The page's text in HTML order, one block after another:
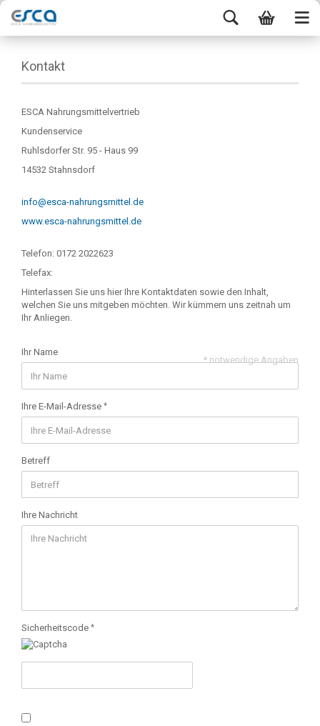
Kontakt
ESCA Nahrungsmittelvertrieb
Kundenservice
Ruhlsdorfer Str. 95 - Haus 99
14532 Stahnsdorf
info@esca-nahrungsmittel.de
www.esca-nahrungsmittel.de
Telefon: 0172 2022623
Telefax:
Hinterlassen Sie uns hier Ihre Kontaktdaten sowie den Inhalt,
welchen Sie uns mitgeben möchten. Wir kümmern uns zeitnah um
Ihr Anliegen.
Ihr Name
Ihre E-Mail-Adresse
Betreff
Ihre Nachricht
Sicherheitscode
* notwendige Angaben